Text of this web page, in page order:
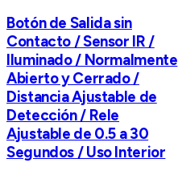
Botón de Salida sin
Contacto / Sensor IR /
Iluminado / Normalmente
Abierto y Cerrado /
Distancia Ajustable de
Detección / Rele
Ajustable de 0.5 a 30
Segundos / Uso Interior